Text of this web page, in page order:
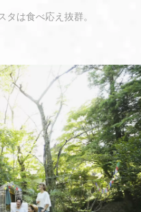
タは食べ応え抜群。